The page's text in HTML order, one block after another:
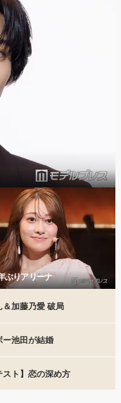
ぶりアリーナ
＆加藤乃愛 破局
ー池田が結婚
スト】恋の深め方